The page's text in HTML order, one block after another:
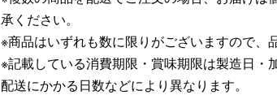
承ください。
※商品はいずれも数に限りがございますので、
※記載している消費期限・賞味期限は製造日
配送にかかる日数などにより異なります。